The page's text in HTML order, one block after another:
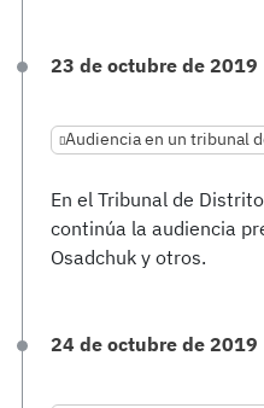
23 de octubre de 2019
Audiencia en un tribunal
En el Tribunal de
continúa la audiencia
Osadchuk y otros.
24 de octubre de 2019